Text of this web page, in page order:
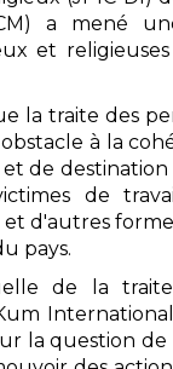
a mené
et
la traite des
à la
de
de
d'autres
pays.
de la traite
la question